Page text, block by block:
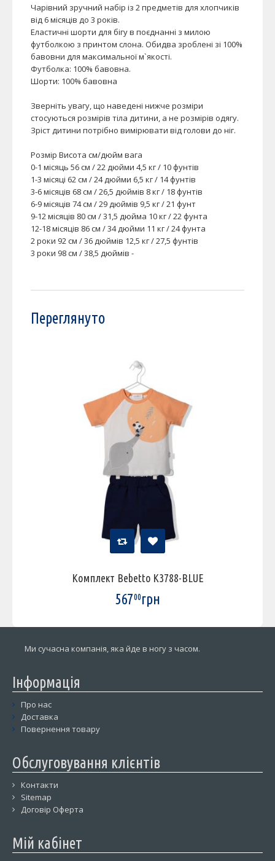
Чарівний зручний набір із 2 предметів для хлопчиків
від 6 місяців до 3 років.
Еластичні шорти для бігу в поєднанні з милою
футболкою з принтом слона. Обидва зроблені зі 100%
бавовни для максимальної м`якості.
Футболка: 100% бавовна.
Шорти: 100% бавовна
Зверніть увагу, що наведені нижче розміри
стосуються розмірів тіла дитини, а не розмірів одягу.
Зріст дитини потрібно вимірювати від голови до ніг.
Розмір Висота см/дюйм вага
0-1 місяць 56 см / 22 дюйми 4,5 кг / 10 фунтів
1-3 місяці 62 см / 24 дюйми 6,5 кг / 14 фунтів
3-6 місяців 68 см / 26,5 дюймів 8 кг / 18 фунтів
6-9 місяців 74 см / 29 дюймів 9,5 кг / 21 фунт
9-12 місяців 80 см / 31,5 дюйма 10 кг / 22 фунта
12-18 місяців 86 см / 34 дюйми 11 кг / 24 фунта
2 роки 92 см / 36 дюймів 12,5 кг / 27,5 фунтів
3 роки 98 см / 38,5 дюймів -
Переглянуто
Комплект Bebetto K3788-BLUE
56700грн
Ми сучасна компанія, яка йде в ногу з часом.
Інформація
Про нас
Доставка
Повернення товару
Обслуговування клієнтів
Контакти
Sitemap
Договір Оферта
Мій кабінет